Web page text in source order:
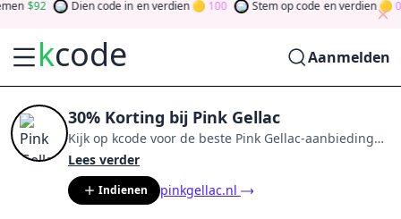
92 Dien code in en verdien 100 Stem op code en verdien 0
kcode Aanmelden
30% Korting bij Pink Gellac
Kijk op kcode voor de beste Pink Gellac-aanbiedingen
vanaug 2026
tokens door bij te dragen via stemmen, testen, delen
en meer. Drehen Sie den Glücksklee
Sie Geld
Lees verder
Indienen pinkgellac.nl